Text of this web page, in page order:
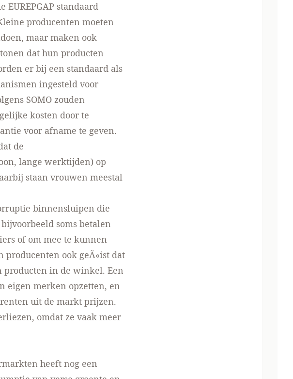
standaard
producenten moeten
maar maken ook
dat hun producten
er bij een standaard als
ingesteld voor
SOMO zouden
kosten door te
voor afname te geven.
de
lange werktijden) op
staan vrouwen meestal
binnensluipen die
soms betalen
of om mee te kunnen
producenten ook geÃ«ist dat
producten in de winkel. Een
eigen merken opzetten, en
uit de markt prijzen.
omdat ze vaak meer
heeft nog een